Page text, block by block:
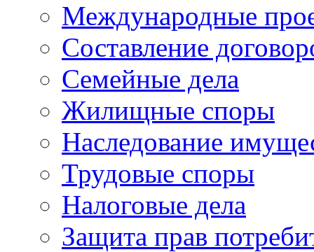
Международные
Составление
Семейные дела
Жилищные споры
Наследование
Трудовые споры
Налоговые дела
Защита прав